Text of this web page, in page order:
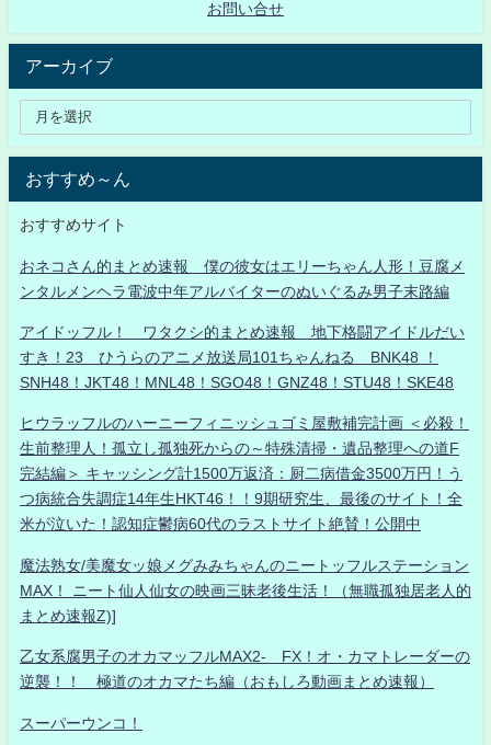
お問い合せ
アーカイブ
おすすめ～ん
おすすめサイト
おネコさん的まとめ速報 僕の彼女はエリーちゃん人形！豆腐メ
ンタルメンヘラ電波中年アルバイターのぬいぐるみ男子末路編
アイドッフル！ ワタクシ的まとめ速報 地下格闘アイドルだい
すき！23 ひうらのアニメ放送局101ちゃんねる BNK48 ！
SNH48！JKT48！MNL48！SGO48！GNZ48！STU48！SKE48
ヒウラッフルのハーニーフィニッシュゴミ屋敷補完計画 ＜必殺！
生前整理人！孤立し孤独死からの～特殊清掃・遺品整理への道F
完結編＞ キャッシング計1500万返済：厨二病借金3500万円！う
つ病統合失調症14年生HKT46！！9期研究生、最後のサイト！全
米が泣いた！認知症鬱病60代のラストサイト絶賛！公開中
魔法熟女/美魔女ッ娘メグみみちゃんのニートッフルステーション
MAX！ ニート仙人仙女の映画三昧老後生活！（無職孤独居老人的
まとめ速報Z)]
乙女系腐男子のオカマッフルMAX2- FX！オ・カマトレーダーの
逆襲！！ 極道のオカマたち編（おもしろ動画まとめ速報）
スーパーウンコ！